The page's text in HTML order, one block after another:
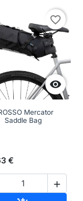

favorite_border
Mercator
Saddle Bag
€
